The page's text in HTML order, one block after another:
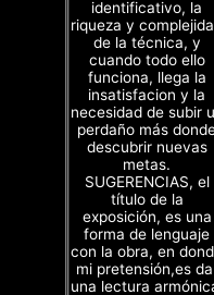
identificativo, la
riqueza y
de la técnica, y
cuando todo ello
funciona, llega la
insatisfacion y la
necesidad de subir
perdaño más
descubrir nuevas
metas.
SUGERENCIAS, el
título de la
exposición, es una
forma de lenguaje
con la obra, en
mi pretensión,es
una lectura